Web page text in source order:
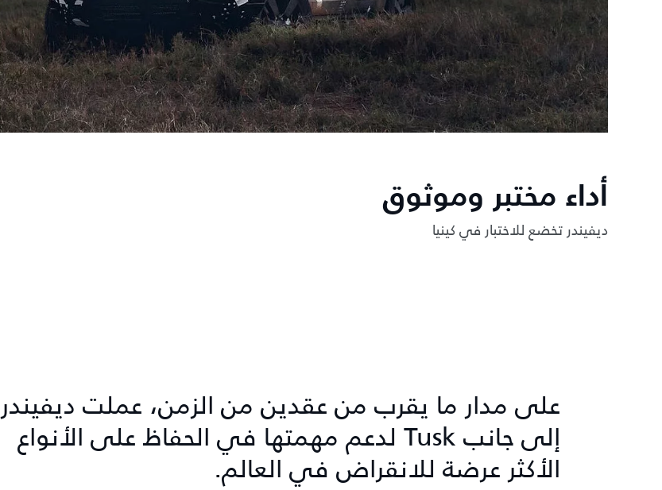
أداء مختبر وموثوق
ديفيندر تخضع للاختبار في كينيا
على مدار ما يقرب من عقدين من الزمن، عملت ديفيندر
إلى جانب Tusk لدعم مهمتها في الحفاظ على الأنواع
الأكثر عرضة للانقراض في العالم.